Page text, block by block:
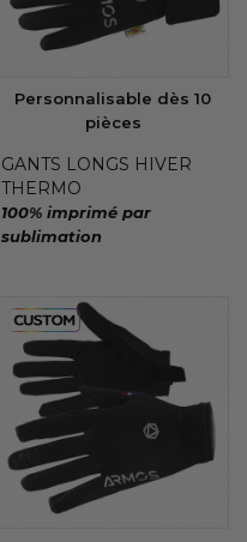
Personnalisable dès 10
pièces
GANTS LONGS HIVER
THERMO
100% imprimé par
sublimation